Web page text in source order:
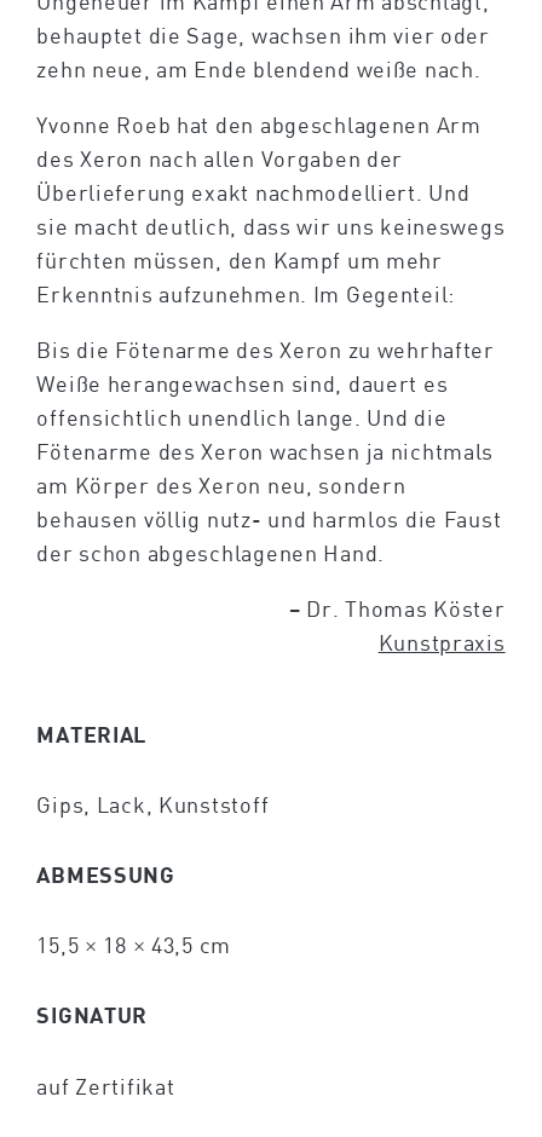
behauptet die Sage, wachsen ihm vier oder
zehn neue, am Ende blendend weiße nach.
Yvonne Roeb hat den abgeschlagenen Arm
des Xeron nach allen Vorgaben der
Überlieferung exakt nachmodelliert. Und
sie macht deutlich, dass wir uns keineswegs
fürchten müssen, den Kampf um mehr
Erkenntnis aufzunehmen. Im Gegenteil:
Bis die Fötenarme des Xeron zu wehrhafter
Weiße herangewachsen sind, dauert es
offensichtlich unendlich lange. Und die
Fötenarme des Xeron wachsen ja nichtmals
am Körper des Xeron neu, sondern
behausen völlig nutz- und harmlos die Faust
der schon abgeschlagenen Hand.
– Dr. Thomas Köster
Kunstpraxis
MATERIAL
Gips, Lack, Kunststoff
ABMESSUNG
15,5 × 18 × 43,5 cm
SIGNATUR
auf Zertifikat